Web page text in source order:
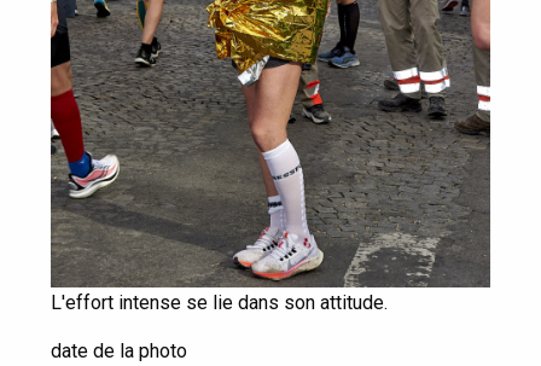
L'effort intense se lie dans son attitude.
date de la photo